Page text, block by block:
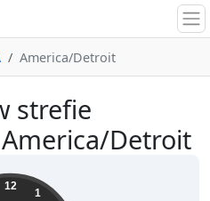
America/Detroit
strefie
Detroit
12
1